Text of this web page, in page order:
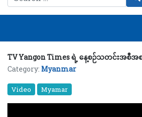
TV Yangon Times ရဲ့ နေ့စဉ်သတင်းအစီ
Category: Myanmar
Video Myamar